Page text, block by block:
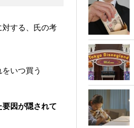
対する、氏の考
いつ買う
因が隠されて